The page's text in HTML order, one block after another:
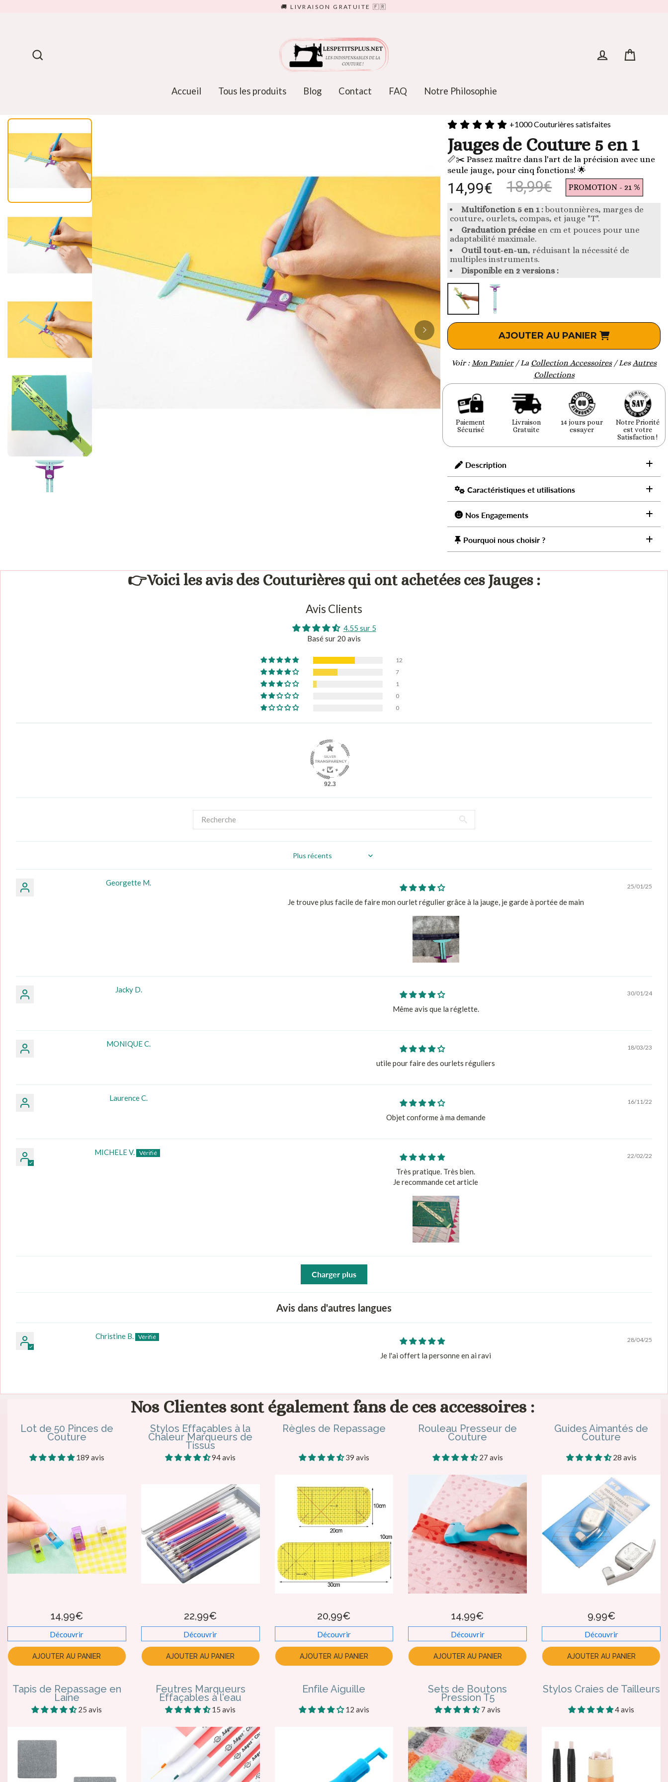
🚚 LIVRAISON GRATUITE 🇫🇷
Accueil Tous les produits Blog Contact FAQ Notre Philosophie
+1000 Couturières satisfaites
Jauges de Couture 5 en 1
📏✂️ Passez maître dans l'art de la précision avec une
seule jauge, pour cinq fonctions! 🌟
14,99€ 18,99€ PROMOTION - 21 %
Multifonction 5 en 1 : boutonnières, marges de
couture, ourlets, compas, et jauge "T".
Graduation précise en cm et pouces pour une
adaptabilité maximale.
Outil tout-en-un, réduisant la nécessité de
multiples instruments.
Disponible en 2 versions :
AJOUTER AU PANIER
Voir : Mon Panier/ La Collection Accessoires/ Les Autres
Collections
Paiement
Sécurisé
Livraison
Gratuite
14 jours pour
essayer
Notre Priorité
est votre
Satisfaction !
Description
Caractéristiques et utilisations
Nos Engagements
Pourquoi nous choisir ?
👉Voici les avis des Couturières qui ont achetées ces Jauges :
Avis Clients
4.55 sur 5
Basé sur 20 avis
12
7
1
0
0
92.3
Sort by
Georgette M. 25/01/25
Je trouve plus facile de faire mon ourlet régulier grâce à la jauge, je garde à portée de main
Jacky D. 30/01/24
Même avis que la réglette.
MONIQUE C. 18/03/23
utile pour faire des ourlets réguliers
Laurence C. 16/11/22
Objet conforme à ma demande
MICHELE V. 22/02/22
Très pratique. Très bien.
Je recommande cet article
Charger plus
Avis dans d'autres langues
Christine B. 28/04/25
Je l'ai offert la personne en ai ravi
Nos Clientes sont également fans de ces accessoires :
Lot de 50 Pinces de
Couture
189 avis
14,99€
Découvrir
AJOUTER AU PANIER
Stylos Effaçables à la
Chaleur Marqueurs de
Tissus
94 avis
22,99€
Découvrir
AJOUTER AU PANIER
Règles de Repassage
39 avis
20,99€
Découvrir
AJOUTER AU PANIER
Rouleau Presseur de
Couture
27 avis
14,99€
Découvrir
AJOUTER AU PANIER
Guides Aimantés de
Couture
28 avis
9,99€
Découvrir
AJOUTER AU PANIER
Tapis de Repassage en
Laine
25 avis
Feutres Marqueurs
Effaçables à l'eau
15 avis
Enfile Aiguille
12 avis
Sets de Boutons
Pression T5
7 avis
Stylos Craies de Tailleurs
4 avis